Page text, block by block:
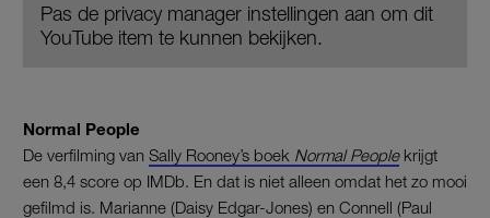
Pas de privacy manager instellingen aan om dit
YouTube item te kunnen bekijken.
Normal People
De verfilming van Sally Rooney’s boek Normal Peoplekrijgt
een 8,4 score op IMDb. En dat is niet alleen omdat het zo mooi
gefilmd is. Marianne (Daisy Edgar-Jones) en Connell (Paul